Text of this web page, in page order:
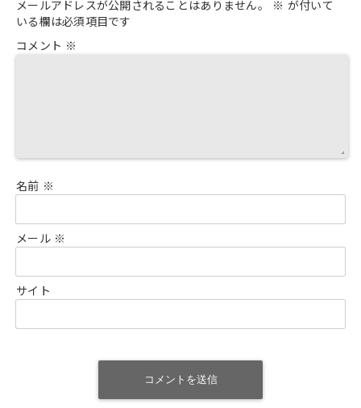
メールアドレスが公開されることはありません。 ※ が付いて
いる欄は必須項目です
コメント ※
名前 ※
メール ※
サイト